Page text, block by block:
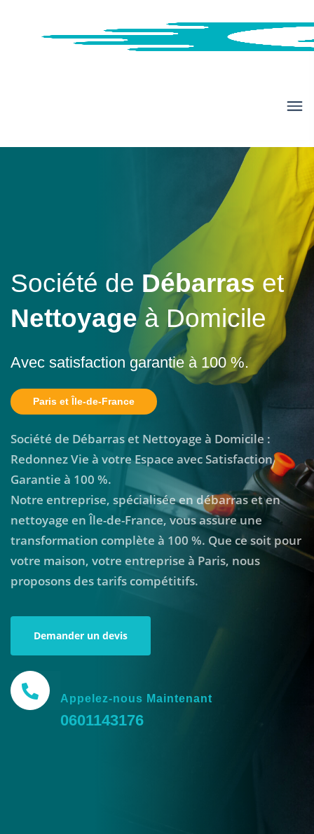
Société de Débarraset
Nettoyageà Domicile
Avec satisfaction garantie à 100 %.
Paris et Île-de-France
Société de Débarras et Nettoyage à Domicile :
Redonnez Vie à votre Espace avec Satisfaction
Garantie à 100 %.
Notre entreprise, spécialisée en débarras et en
nettoyage en Île-de-France, vous assure une
transformation complète à 100 %. Que ce soit pour
votre maison, votre entreprise à Paris, nous
proposons des tarifs compétitifs.
Demander un devis
Appelez-nous Maintenant
0601143176